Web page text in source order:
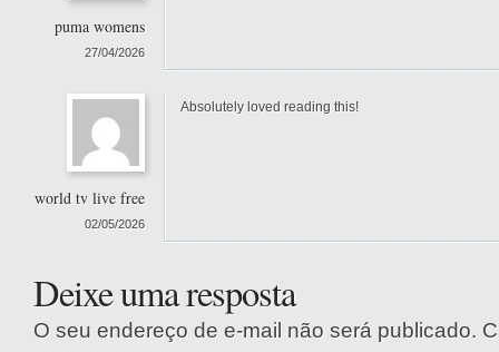
puma womens
27/04/2026
world tv live free
02/05/2026
Absolutely loved reading this!
Deixe uma resposta
O seu endereço de e-mail não será publicado.